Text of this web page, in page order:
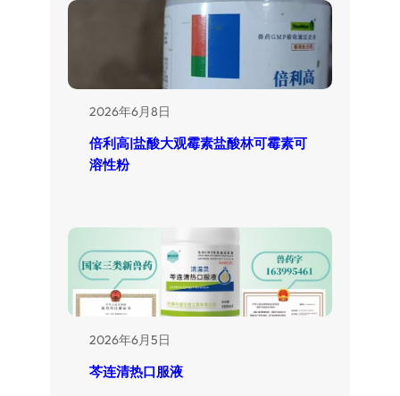
2026年6月8日
倍利高|盐酸大观霉素盐酸林可霉素可
溶性粉
2026年6月5日
芩连清热口服液